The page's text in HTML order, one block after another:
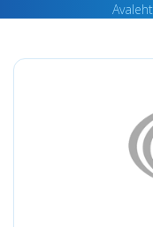
Avaleht